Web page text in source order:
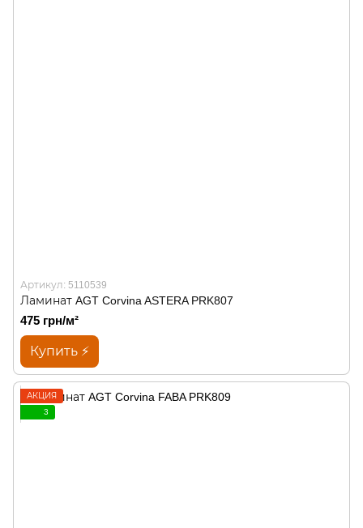
Артикул: 5110539
Ламинат AGT Corvina ASTERA PRK807
475 грн/м²
Купить ⚡
АКЦИЯ
3